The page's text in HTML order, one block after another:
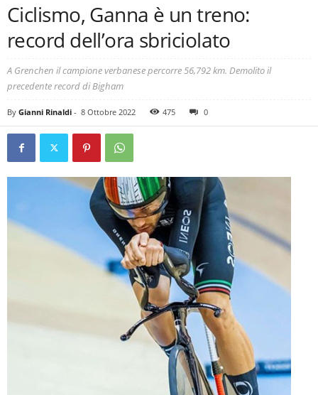
Ciclismo, Ganna è un treno:
record dell’ora sbriciolato
A Grenchen il campione verbanese percorre 56,792 km. Demolito il
precedente record di Bigham
By Gianni Rinaldi - 8 Ottobre 2022 475 0